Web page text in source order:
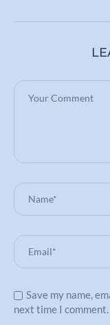
Save my name,
next time I comment.